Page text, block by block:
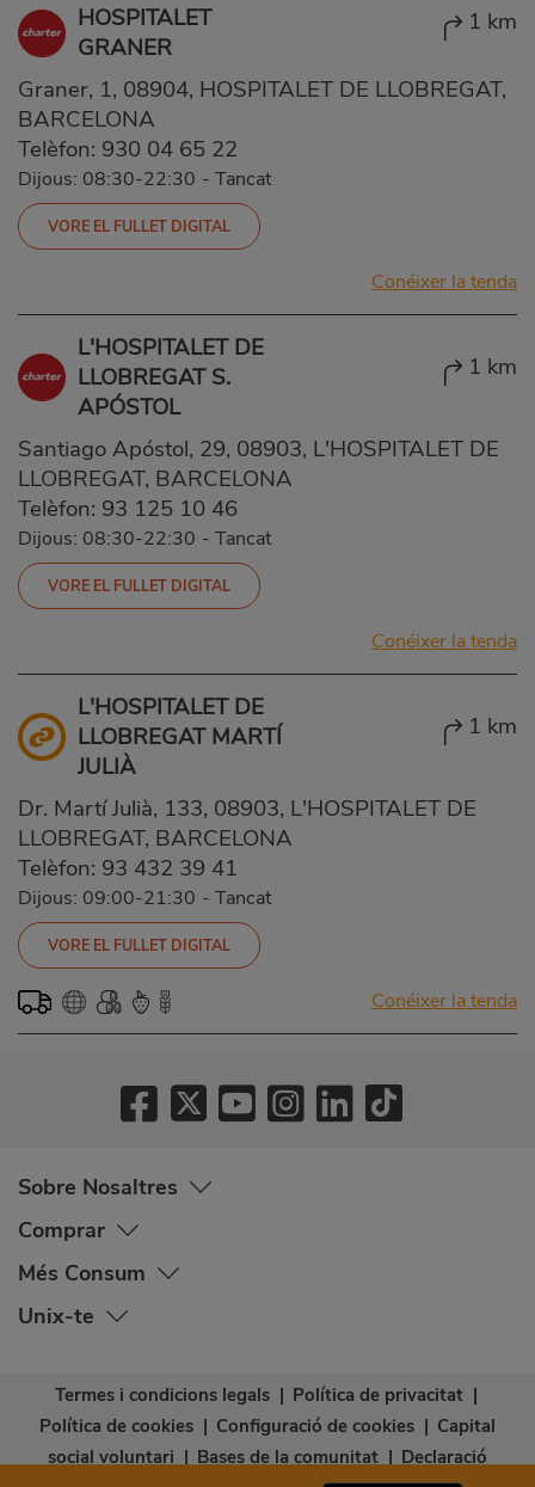
HOSPITALET
GRANER
1 km
Graner, 1, 08904, HOSPITALET DE LLOBREGAT,
BARCELONA
Telèfon: 930 04 65 22
Dijous: 08:30-22:30 - Tancat
VORE EL FULLET DIGITAL
Conéixer la tenda
L'HOSPITALET DE
LLOBREGAT S.
APÓSTOL
1 km
Santiago Apóstol, 29, 08903, L'HOSPITALET DE
LLOBREGAT, BARCELONA
Telèfon: 93 125 10 46
Dijous: 08:30-22:30 - Tancat
VORE EL FULLET DIGITAL
Conéixer la tenda
L'HOSPITALET DE
LLOBREGAT MARTÍ
JULIÀ
1 km
Dr. Martí Julià, 133, 08903, L'HOSPITALET DE
LLOBREGAT, BARCELONA
Telèfon: 93 432 39 41
Dijous: 09:00-21:30 - Tancat
VORE EL FULLET DIGITAL
Conéixer la tenda
Sobre Nosaltres
Comprar
Més Consum
Unix-te
Termes i condicions legals | Política de privacitat |
Política de cookies | Configuració de cookies | Capital
social voluntari | Bases de la comunitat | Declaració